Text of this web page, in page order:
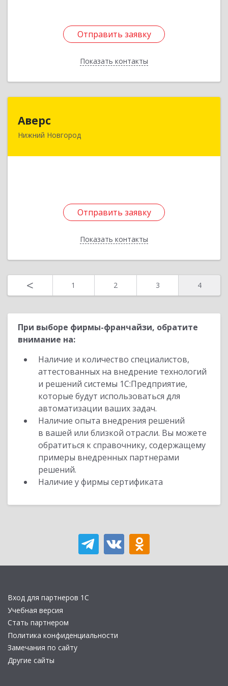
Отправить заявку
Показать контакты
Отправить заявку
Назад
Аверс
Нижний Новгород
Отправить заявку
Показать контакты
603093, Нижегородская обл, Нижний Новгород
Отправить заявку
Назад
< 1 2 3 4
При выборе фирмы-франчайзи, обратите
внимание на:
Наличие и количество специалистов,
аттестованных на внедрение технологий
и решений системы 1С:Предприятие,
которые будут использоваться для
автоматизации ваших задач.
Наличие опыта внедрения решений
в вашей или близкой отрасли. Вы можете
обратиться к справочнику, содержащему
примеры внедренных партнерами
решений.
Наличие у фирмы сертификата
Вход для партнеров 1С
Учебная версия
Стать партнером
Политика конфиденциальности
Замечания по сайту
Другие сайты